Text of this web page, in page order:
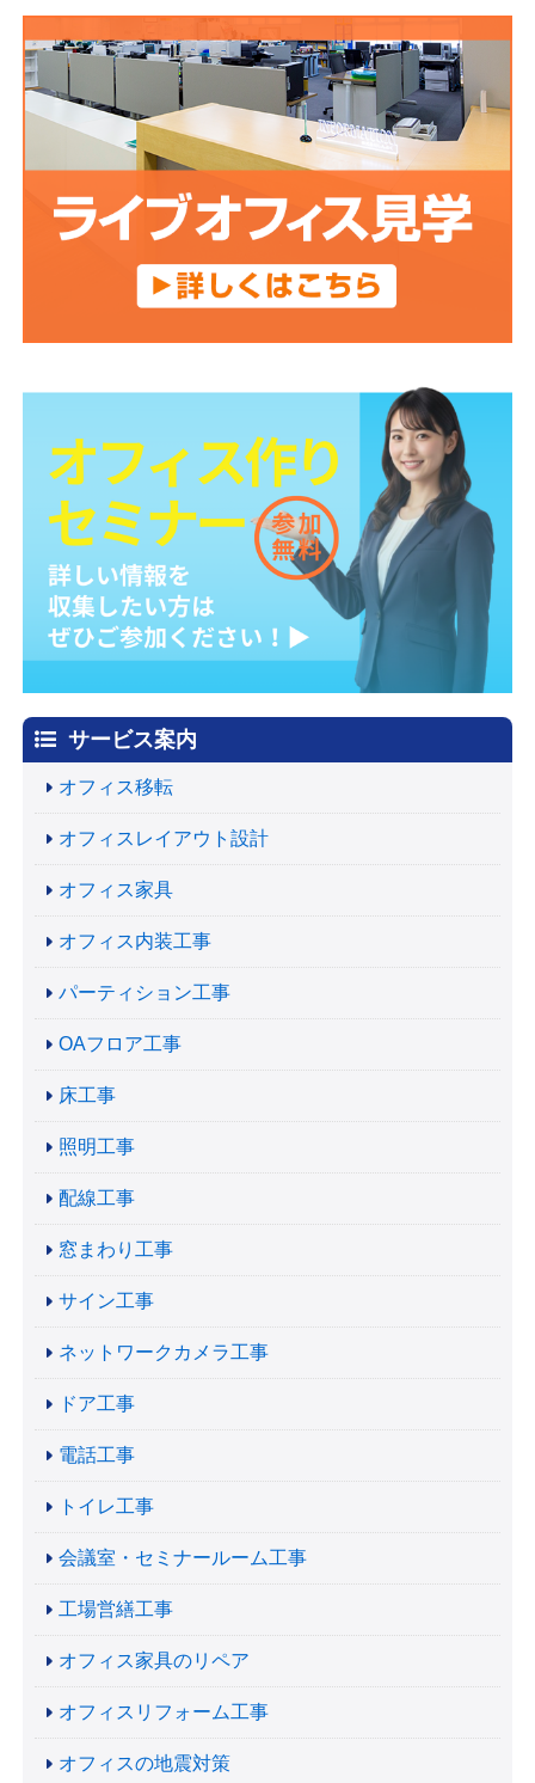
サービス案内
オフィス移転
オフィスレイアウト設計
オフィス家具
オフィス内装工事
パーティション工事
OAフロア工事
床工事
照明工事
配線工事
窓まわり工事
サイン工事
ネットワークカメラ工事
ドア工事
電話工事
トイレ工事
会議室・セミナールーム工事
工場営繕工事
オフィス家具のリペア
オフィスリフォーム工事
オフィスの地震対策